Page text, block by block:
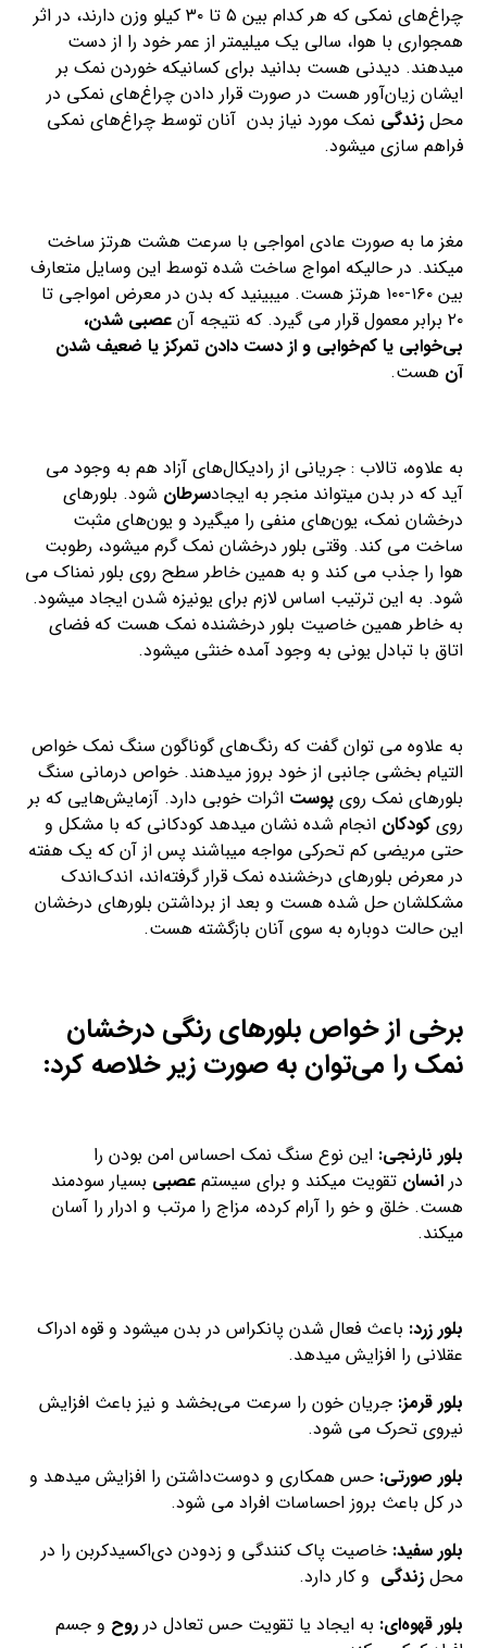
چراغ‌های نمکی که هر کدام بین ۵ تا ۳۰ کیلو وزن دارند، در اثر
همجواری با هوا، سالی یک میلیمتر از عمر خود را از دست
میدهند. دیدنی هست بدانید برای کسانیکه خوردن نمک بر
ایشان زیان‌آور هست در صورت قرار دادن چراغ‌های نمکی در
محلزندگی نمک مورد نیاز بدن آنان توسط چراغ‌های نمکی
فراهم سازی میشود.
مغز ما به صورت عادی امواجی با سرعت هشت هرتز ساخت
میکند. در حالیکه امواج ساخت شده توسط این وسایل متعارف
بین ۱۶۰-۱۰۰ هرتز هست. میبینید که بدن در معرض امواجی تا
۲۰ برابر معمول قرار می گیرد. که نتیجه آن
عصبی شدن،
بی‌خوابی یا کم‌خوابی و از دست دادن تمرکز یا ضعیف شدن
آن هست.
به علاوه، تالاب : جریانی از رادیکال‌های آزاد هم به وجود می
آید که در بدن میتواند منجر به ایجادسرطان شود. بلورهای
درخشان نمک، یون‌های منفی را میگیرد و یون‌های مثبت
ساخت می کند. وقتی بلور درخشان نمک گرم میشود، رطوبت
هوا را جذب می کند و به همین خاطر سطح روی بلور نمناک می
شود. به این ترتیب اساس لازم برای یونیزه شدن ایجاد میشود.
به خاطر همین خاصیت بلور درخشنده نمک هست که فضای
اتاق با تبادل یونی به وجود آمده خنثی میشود.
به علاوه می توان گفت که رنگ‌های گوناگون سنگ نمک خواص
التیام بخشی جانبی از خود بروز میدهند. خواص درمانی سنگ
بلورهای نمک رویپوست اثرات خوبی دارد. آزمایش‌هایی که بر
رویکودکان انجام شده نشان میدهد کودکانی که با مشکل و
حتی مریضی کم تحرکی مواجه میباشند پس از آن که یک هفته
در معرض بلورهای درخشنده نمک قرار گرفته‌اند، اندک‌اندک
مشکلشان حل شده هست و بعد از برداشتن بلورهای درخشان
این حالت دوباره به سوی آنان بازگشته هست.
برخی از خواص بلورهای رنگی درخشان
نمک را می‌توان به صورت زیر خلاصه کرد:
بلور نارنجی: این نوع سنگ نمک احساس امن بودن را
درانسان تقویت میکند و برای سیستمعصبی بسیار سودمند
هست. خلق و خو را آرام کرده، مزاج را مرتب و ادرار را آسان
میکند.
بلور زرد: باعث فعال شدن پانکراس در بدن میشود و قوه ادراک
عقلانی را افزایش میدهد.
بلور قرمز: جریان خون را سرعت می‌بخشد و نیز باعث افزایش
نیروی تحرک می شود.
بلور صورتی: حس همکاری و دوست‌داشتن را افزایش میدهد و
در کل باعث بروز احساسات افراد می شود.
بلور سفید: خاصیت پاک کنندگی و زدودن دی‌اکسیدکربن را در
محلزندگی و کار دارد.
بلورقهوه‌ای: به ایجاد یا تقویت حس تعادل درروح و جسم